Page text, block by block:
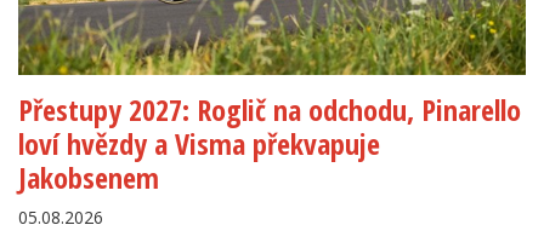
Přestupy 2027: Roglič na odchodu, Pinarello
loví hvězdy a Visma překvapuje
Jakobsenem
05.08.2026